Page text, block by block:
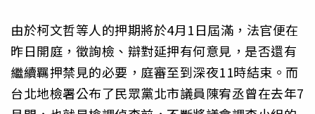
由於柯文哲等人的押期將於4月1日屆滿，法官便在
昨日開庭，徵詢檢、辯對延押有何意見，是否還有
繼續羈押禁見的必要，庭審至到深夜11時結束。而
台北地檢署公布了民眾黨北市議員陳宥丞曾在去年7